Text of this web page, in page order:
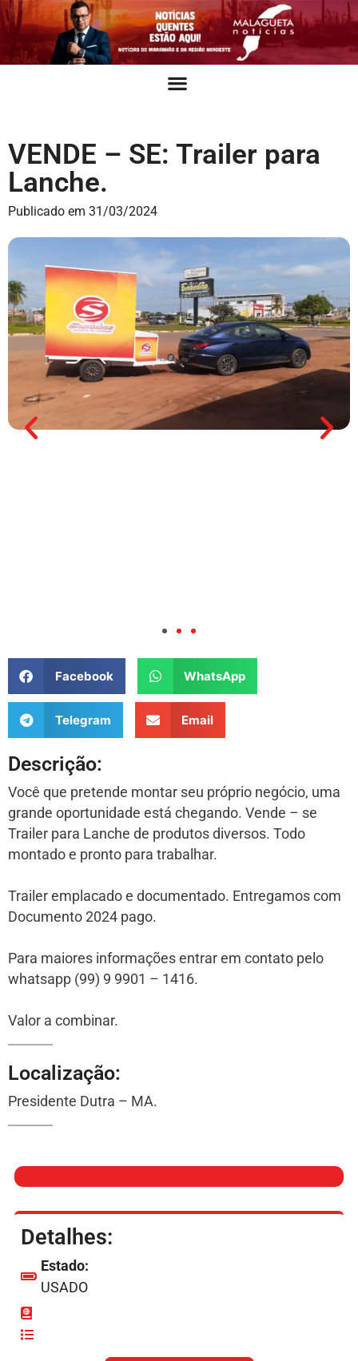
VENDE – SE: Trailer para
Lanche.
Publicado em 31/03/2024
Facebook WhatsApp
Telegram Email
Descrição:
Você que pretende montar seu próprio negócio, uma
grande oportunidade está chegando. Vende – se
Trailer para Lanche de produtos diversos. Todo
montado e pronto para trabalhar.
Trailer emplacado e documentado. Entregamos com
Documento 2024 pago.
Para maiores informações entrar em contato pelo
whatsapp (99) 9 9901 – 1416.
Valor a combinar.
Localização:
Presidente Dutra – MA.
Detalhes:
Estado:
USADO